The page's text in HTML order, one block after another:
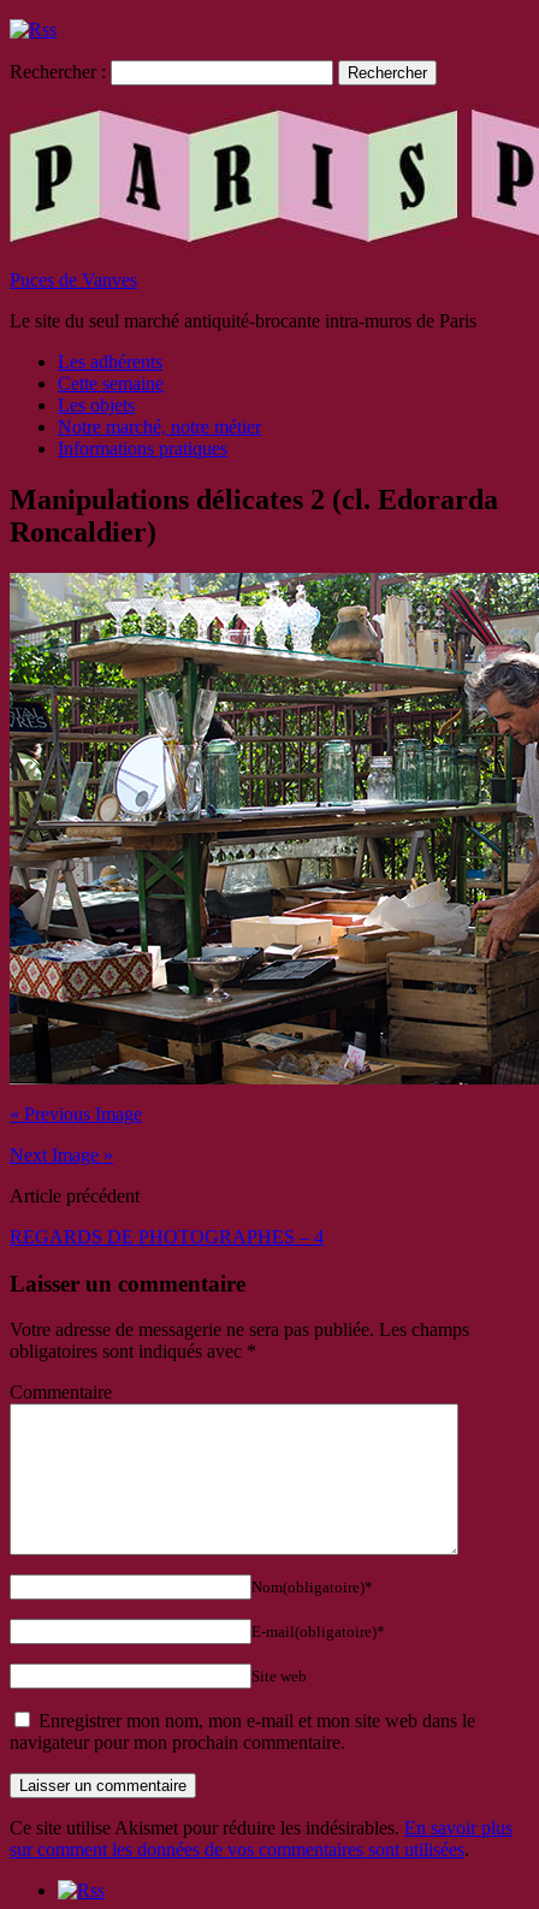
Rechercher :
Puces de Vanves
Le site du seul marché antiquité-brocante intra-muros de Paris
Les adhérents
Cette semaine
Les objets
Notre marché, notre métier
Informations pratiques
Manipulations délicates 2 (cl. Edorarda
Roncaldier)
« Previous Image
Next Image »
Article précédent
REGARDS DE PHOTOGRAPHES – 4
Laisser un commentaire
Votre adresse de messagerie ne sera pas publiée. Les champs
obligatoires sont indiqués avec *
Commentaire
Nom(obligatoire)*
E-mail(obligatoire)*
Site web
Enregistrer mon nom, mon e-mail et mon site web dans le
navigateur pour mon prochain commentaire.
Ce site utilise Akismet pour réduire les indésirables. En savoir plus
sur comment les données de vos commentaires sont utilisées.